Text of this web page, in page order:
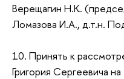
Верещагин Н.К.
Ломазова И.А., д.т.н.
10. Принять к
Григория Сергеевича